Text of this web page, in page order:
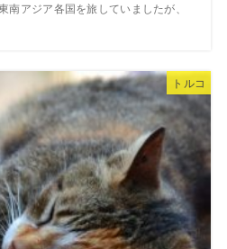
南アジア各国を旅していましたが、
トルコ